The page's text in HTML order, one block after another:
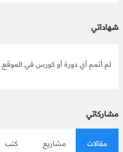
شهاداتي
لم أتمم أي دورة أو كورس في الموقع.
مشاركاتي
مقالات مشاريع كتب